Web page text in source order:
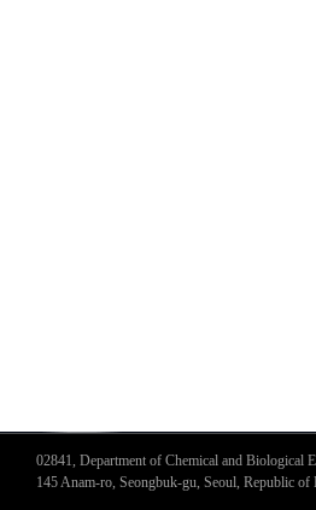
02841, Department of Chemical and Biological
145 Anam-ro, Seongbuk-gu, Seoul, Republic of